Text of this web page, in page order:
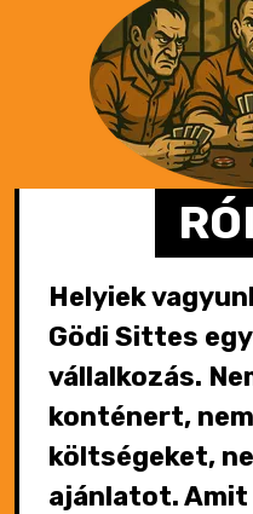
Helyiek
Gödi Sittes
vállalkozás.
konténert,
költségeket,
ajánlatot. Amit